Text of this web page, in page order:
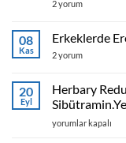
Termal
fiyatları
satış
ve
fiyat
alınız..
için
2 yorum
08
Kas
Erkeklerde
Erkeklerde
ve
Tedavisi
için
2 yorum
20
Eyl
Herbary
Herbary
yorumlar kapalı